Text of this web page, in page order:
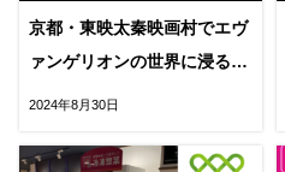
京都・東映太秦映画村でエヴ
ァンゲリオンの世界に浸る！
限定自販機
2024年8月30日